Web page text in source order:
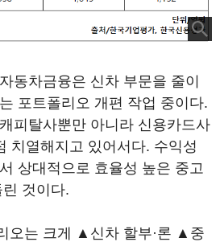
동차금융은 신차 부문을 줄이
포트폴리오 개편 작업 중이다.
피탈사뿐만 아니라 신용카드사
치열해지고 있어서다. 수익성
상대적으로 효율성 높은 중고
것이다.
오는 크게 ▲신차 할부·론 ▲중